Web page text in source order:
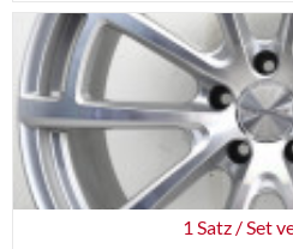
1 Satz / Set